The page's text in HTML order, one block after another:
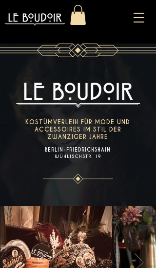
KOSTÜMVERLEIH FÜR MODE UND
ACCESSOIRES IM STIL DER
ZWANZIGER JAHRE
BERLIN-FRIEDRICHSHAIN
WÜHLISCHSTR. 19